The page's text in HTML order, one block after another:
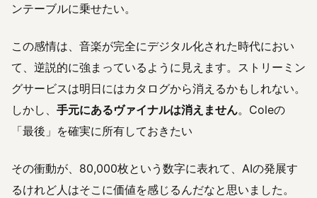
ンテーブルに乗せたい。
この感情は、音楽が完全にデジタル化された時代におい
て、逆説的に強まっているように見えます。ストリーミン
グサービスは明日にはカタログから消えるかもしれない。
しかし、 手元にあるヴァイナルは消えません。Coleの
「最後」を確実に所有しておきたい
その衝動が、80,000枚という数字に表れて、AIの発展す
るけれど人はそこに価値を感じるんだなと思いました。